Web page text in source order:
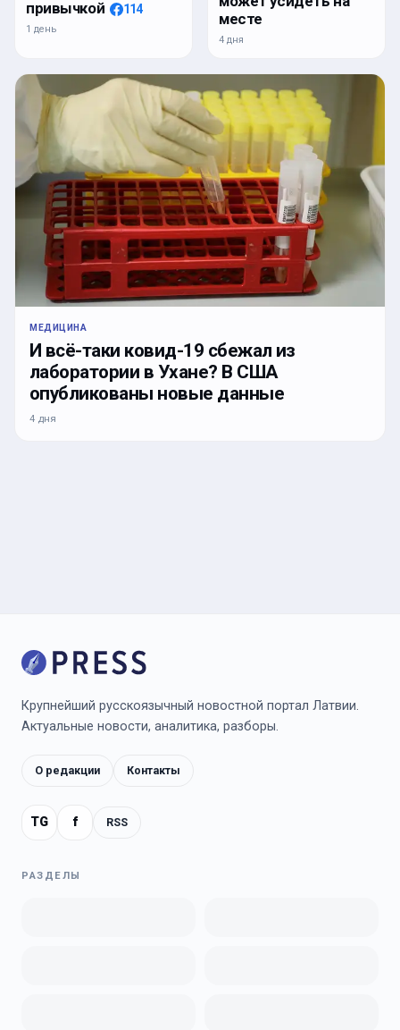
привычкой
114
1 день
месте
4 дня
МЕДИЦИНА
И всё-таки ковид-19 сбежал из
лаборатории в Ухане? В США
опубликованы новые данные
4 дня
Крупнейший русскоязычный новостной портал Латвии.
Актуальные новости, аналитика, разборы.
О редакции Контакты
TG f RSS
РАЗДЕЛЫ